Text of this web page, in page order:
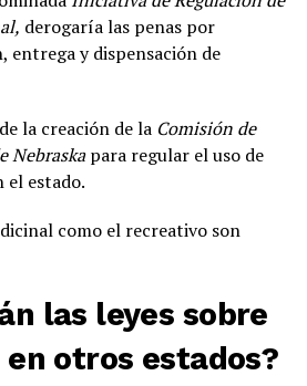
derogaría las penas por
entrega y dispensación de
la creación de la Comisión de
Nebraskapara regular el uso de
el estado.
como el recreativo son
las leyes sobre
otros estados?